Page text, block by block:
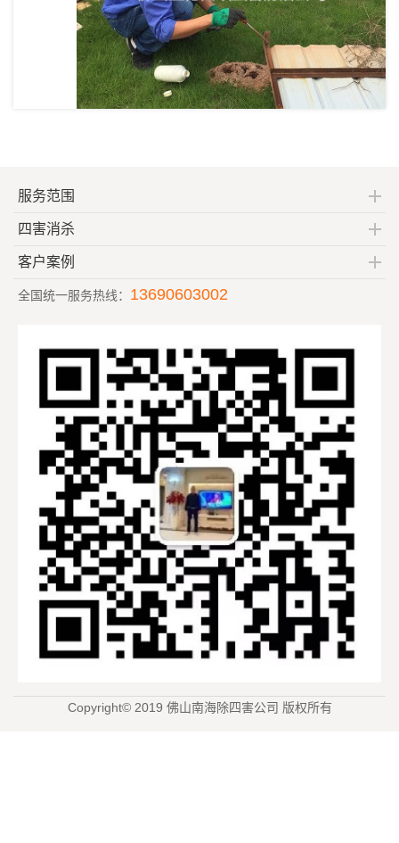
服务范围
四害消杀
客户案例
全国统一服务热线： 13690603002
Copyright© 2019 佛山南海除四害公司 版权所有